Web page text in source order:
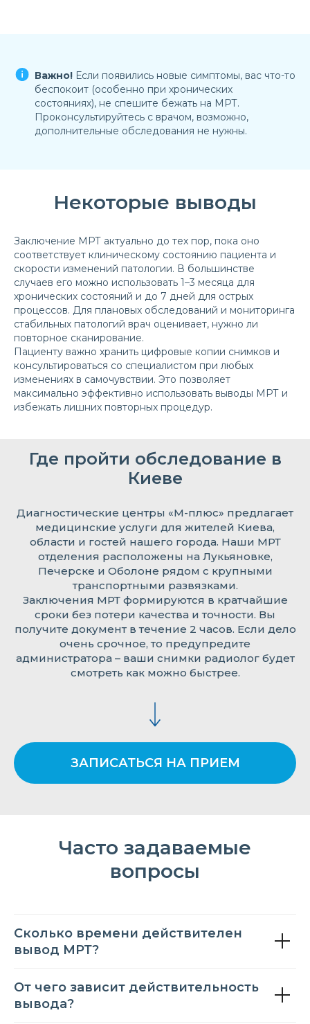
Важно! Если появились новые симптомы, вас что-то
беспокоит (особенно при хронических
состояниях), не спешите бежать на МРТ.
Проконсультируйтесь с врачом, возможно,
дополнительные обследования не нужны.
Некоторые выводы
Заключение МРТ актуально до тех пор, пока оно
соответствует клиническому состоянию пациента и
скорости изменений патологии. В большинстве
случаев его можно использовать 1–3 месяца для
хронических состояний и до 7 дней для острых
процессов. Для плановых обследований и мониторинга
стабильных патологий врач оценивает, нужно ли
повторное сканирование.
Пациенту важно хранить цифровые копии снимков и
консультироваться со специалистом при любых
изменениях в самочувствии. Это позволяет
максимально эффективно использовать выводы МРТ и
избежать лишних повторных процедур.
Где пройти обследование в
Киеве
Диагностические центры «М-плюс» предлагает
медицинские услуги для жителей Киева,
области и гостей нашего города. Наши МРТ
отделения расположены на Лукьяновке,
Печерске и Оболоне рядом с крупными
транспортными развязками.
Заключения МРТ формируются в кратчайшие
сроки без потери качества и точности. Вы
получите документ в течение 2 часов. Если дело
очень срочное, то предупредите
администратора – ваши снимки радиолог будет
смотреть как можно быстрее.
ЗАПИСАТЬСЯ НА ПРИЕМ
Часто задаваемые
вопросы
Сколько времени действителен
вывод МРТ?
От чего зависит действительность
вывода?